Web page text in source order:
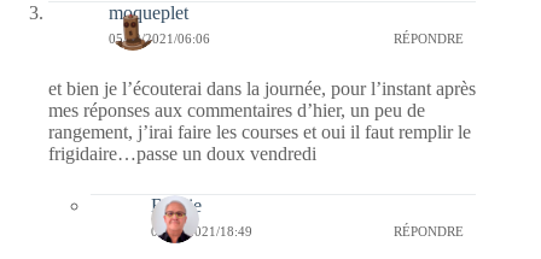
moqueplet
05/02/2021/06:06 RÉPONDRE
et bien je l’écouterai dans la journée, pour l’instant après
mes réponses aux commentaires d’hier, un peu de
rangement, j’irai faire les courses et oui il faut remplir le
frigidaire…passe un doux vendredi
Bernie
05/02/2021/18:49 RÉPONDRE